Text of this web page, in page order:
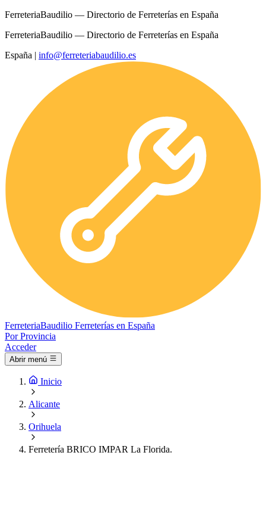
FerreteriaBaudilio — Directorio de Ferreterías en España
FerreteriaBaudilio — Directorio de Ferreterías en España
España | info@ferreteriabaudilio.es
FerreteriaBaudilio Ferreterías en España
Por Provincia
Acceder
Abrir menú
Inicio
Alicante
Orihuela
Ferretería BRICO IMPAR La Florida.